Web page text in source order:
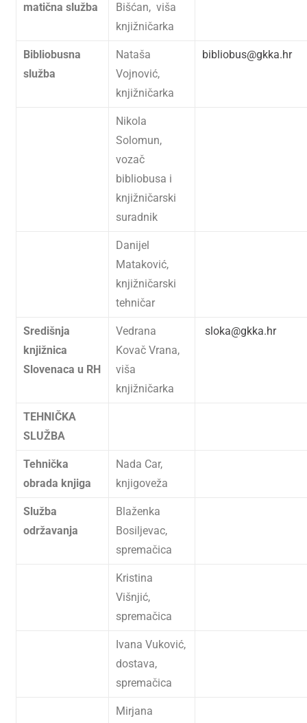
matična služba
Bišćan, viša
knjižničarka
Bibliobusna
služba
Nataša
Vojnović,
knjižničarka
bibliobus@gkka.hr
Nikola
Solomun,
vozač
bibliobusa i
knjižničarski
suradnik
Danijel
Mataković,
knjižničarski
tehničar
Središnja
knjižnica
Slovenaca u RH
Vedrana
Kovač Vrana,
viša
knjižničarka
sloka@gkka.hr
TEHNIČKA
SLUŽBA
Tehnička
obrada knjiga
Nada Car,
knjigoveža
Služba
održavanja
Blaženka
Bosiljevac,
spremačica
Kristina
Višnjić,
spremačica
Ivana Vuković,
dostava,
spremačica
Mirjana